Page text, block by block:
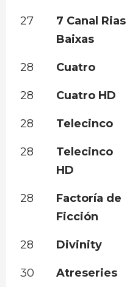
27
7 Canal Rias
Baixas
28 Cuatro
28 Cuatro HD
28 Telecinco
28
Telecinco
HD
28
Factoría de
Ficción
28 Divinity
30
Atreseries